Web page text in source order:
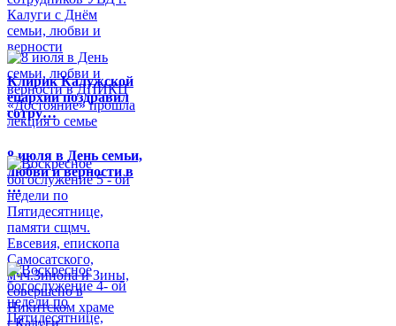
Клирик Калужской
епархии поздравил
сотру…
8 июля в День семьи,
любви и верности в
…